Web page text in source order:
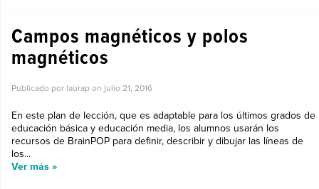
Campos magnéticos y polos
magnéticos
Publicado por laurap on julio 21, 2016
En este plan de lección, que es adaptable para los últimos grados de
educación básica y educación media, los alumnos usarán los
recursos de BrainPOP para definir, describir y dibujar las líneas de
los...
Ver más »